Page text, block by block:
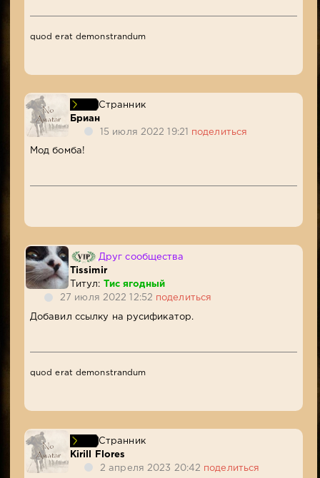
quod erat demonstrandum
Странник
Бриан
15 июля 2022 19:21 поделиться
Мод бомба!
Друг сообщества
Tissimir
Титул:
Тис ягодный
27 июля 2022 12:52 поделиться
Добавил ссылку на русификатор.
quod erat demonstrandum
Странник
Kirill Flores
2 апреля 2023 20:42 поделиться